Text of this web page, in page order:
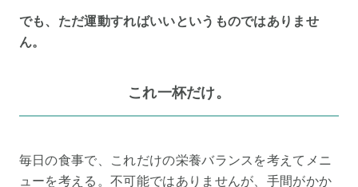
でも、ただ運動すればいいというものではありませ
ん。
これ一杯だけ。
毎日の食事で、これだけの栄養バランスを考えてメニ
ューを考える。不可能ではありませんが、手間がかか